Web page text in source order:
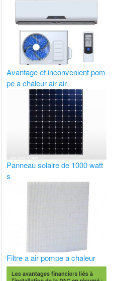
Avantage et inconvenient pom
pe a chaleur air air
Panneau solaire de 1000 watt
s
Filtre a air pompe a chaleur